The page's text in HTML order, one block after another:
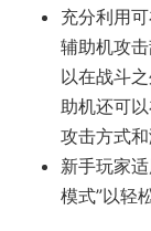
充分利用
辅助机攻
以在战斗
助机还可
攻击方式和
新手玩家
模式”以轻